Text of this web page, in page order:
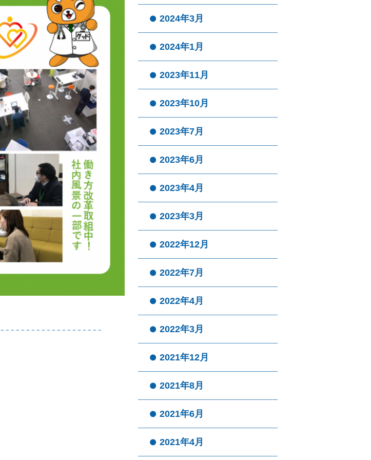
2024年3月
2024年1月
2023年11月
2023年10月
2023年7月
2023年6月
2023年4月
2023年3月
2022年12月
2022年7月
2022年4月
2022年3月
2021年12月
2021年8月
2021年6月
2021年4月